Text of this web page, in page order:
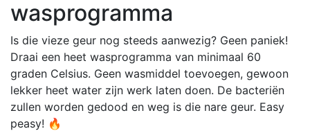
wasprogramma
Is die vieze geur nog steeds aanwezig? Geen paniek!
Draai een heet wasprogramma van minimaal 60
graden Celsius. Geen wasmiddel toevoegen, gewoon
lekker heet water zijn werk laten doen. De bacteriën
zullen worden gedood en weg is die nare geur. Easy
peasy! 🔥